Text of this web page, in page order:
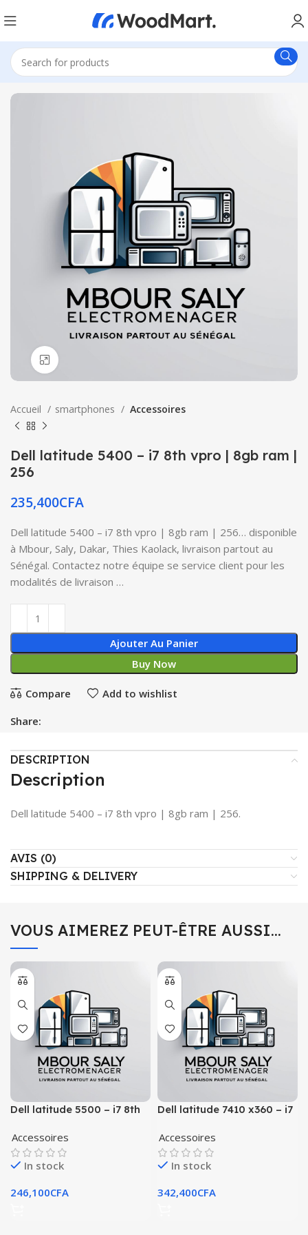
Accueil smartphones Accessoires
Dell latitude 5400 – i7 8th vpro | 8gb ram |
256
235,400CFA
Dell latitude 5400 – i7 8th vpro | 8gb ram | 256… disponible
à Mbour, Saly, Dakar, Thies Kaolack, livraison partout au
Sénégal. Contactez notre équipe se service client pour les
modalités de livraison …
Ajouter Au Panier
Buy Now
Compare Add to wishlist
Share:
DESCRIPTION
Description
Dell latitude 5400 – i7 8th vpro | 8gb ram | 256.
AVIS (0)
SHIPPING & DELIVERY
VOUS AIMEREZ PEUT-ÊTRE AUSSI…
Dell latitude 5500 – i7 8th
Accessoires
In stock
246,100CFA
Dell latitude 7410 x360 – i7
Accessoires
In stock
342,400CFA